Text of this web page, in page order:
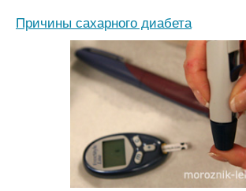
Причины сахарного диабета